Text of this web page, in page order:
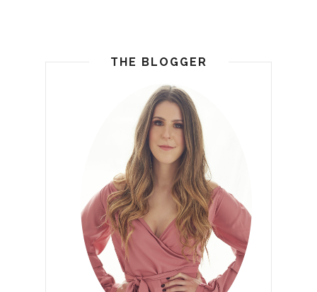
THE BLOGGER